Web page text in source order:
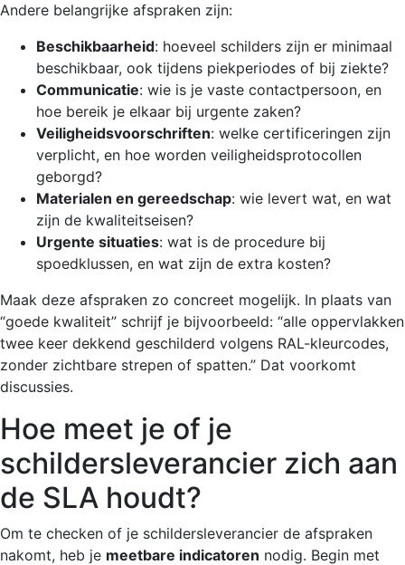
Andere belangrijke afspraken zijn:
Beschikbaarheid: hoeveel schilders zijn er minimaal
beschikbaar, ook tijdens piekperiodes of bij ziekte?
Communicatie: wie is je vaste contactpersoon, en
hoe bereik je elkaar bij urgente zaken?
Veiligheidsvoorschriften: welke certificeringen zijn
verplicht, en hoe worden veiligheidsprotocollen
geborgd?
Materialen en gereedschap: wie levert wat, en wat
zijn de kwaliteitseisen?
Urgente situaties: wat is de procedure bij
spoedklussen, en wat zijn de extra kosten?
Maak deze afspraken zo concreet mogelijk. In plaats van
“goede kwaliteit” schrijf je bijvoorbeeld: “alle oppervlakken
twee keer dekkend geschilderd volgens RAL-kleurcodes,
zonder zichtbare strepen of spatten.” Dat voorkomt
discussies.
Hoe meet je of je
schildersleverancier zich aan
de SLA houdt?
Om te checken of je schildersleverancier de afspraken
nakomt, heb je meetbare indicatoren nodig. Begin met